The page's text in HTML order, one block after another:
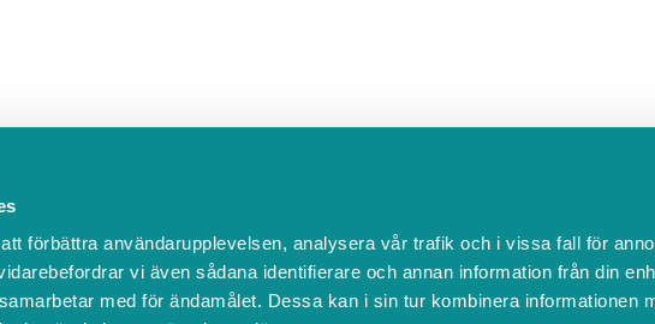
förbättra användarupplevelsen, analysera vår trafik och i vissa fall för
vi även sådana identifierare och annan information från din
med för ändamålet. Dessa kan i sin tur kombinera informationen